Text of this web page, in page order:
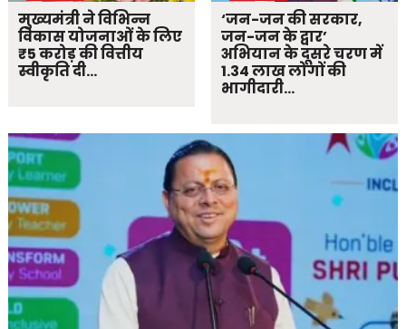
मुख्यमंत्री ने विभिन्न
विकास योजनाओं के लिए
₹5 करोड़ की वित्तीय
स्वीकृति दी…
‘जन-जन की सरकार,
जन-जन के द्वार’
अभियान के दूसरे चरण में
1.34 लाख लोगों की
भागीदारी…